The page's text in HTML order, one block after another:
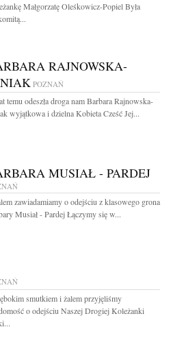
Małgorzatę Oleśkowicz-Popiel Była
RAJNOWSKA-
POZNAŃ
temu odeszła droga nam Barbara Rajnowska-
wyjątkowa i dzielna Kobieta Cześć Jej...
MUSIAŁ - PARDEJ
zawiadamiamy o odejściu z klasowego grona
Musiał - Pardej Łączymy się w...
smutkiem i żalem przyjęliśmy
o odejściu Naszej Drogiej Koleżanki